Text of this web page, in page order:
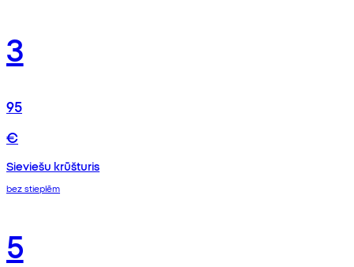
3
95
€
Sieviešu krūšturis
bez stieplēm
5